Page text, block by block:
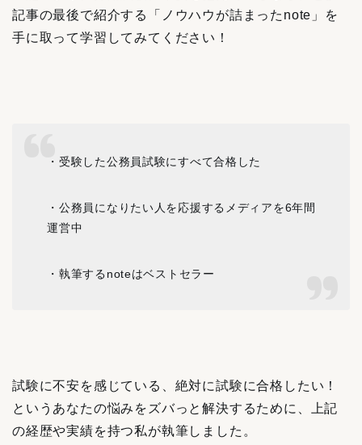
記事の最後で紹介する「ノウハウが詰まったnote」を
手に取って学習してみてください！
・受験した公務員試験にすべて合格した
・公務員になりたい人を応援するメディアを6年間
運営中
・執筆するnoteはベストセラー
試験に不安を感じている、絶対に試験に合格したい！
というあなたの悩みをズバっと解決するために、
上記
の経歴や実績を持つ私が執筆しました。